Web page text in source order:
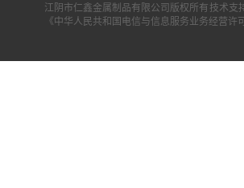
江阴市仁鑫金属制品有限公司版权所有 技术支
《中华人民共和国电信与信息服务业务经营许